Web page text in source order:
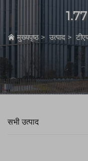
मुख्यपृष्ठ > उत्पाद >
सभी उत्पाद